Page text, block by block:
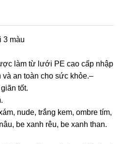
3 màu
làm từ lưới PE cao cấp nhập
và an toàn cho sức khỏe.–
tốt.
nude, trắng kem, ombre tím,
be xanh rêu, be xanh than.